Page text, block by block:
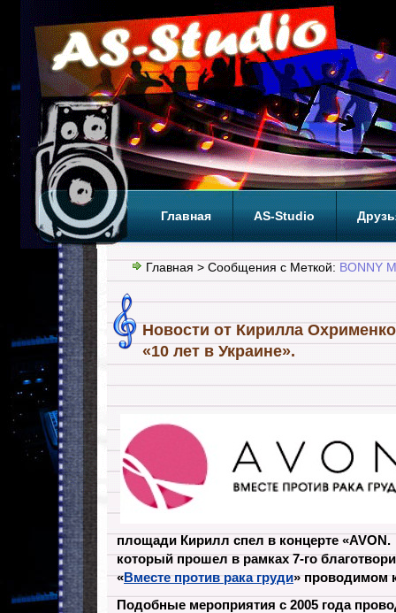
Главная AS-Studio
Теги ТОП
Главная > Сообщения с Меткой: BONNY M
Новости от Кирилла
«10 лет в Украине».
площади Кирилл спел в концерте «AVON.
который прошел в рамках 7-го
«Вместе против рака груди» проводимом
Подобные мероприятия с 2005 года